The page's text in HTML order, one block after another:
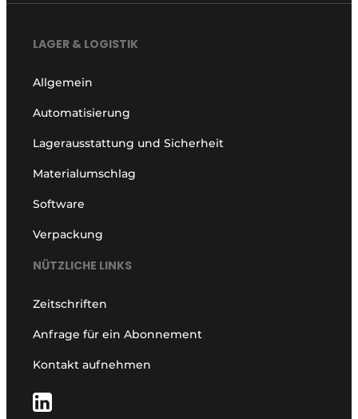
LAGER & LOGISTIK
Allgemein
Automatisierung
Lagerausstattung und Sicherheit
Materialumschlag
Software
Verpackung
NÜTZLICHE LINKS
Zeitschriften
Anfrage für ein Abonnement
Kontakt aufnehmen